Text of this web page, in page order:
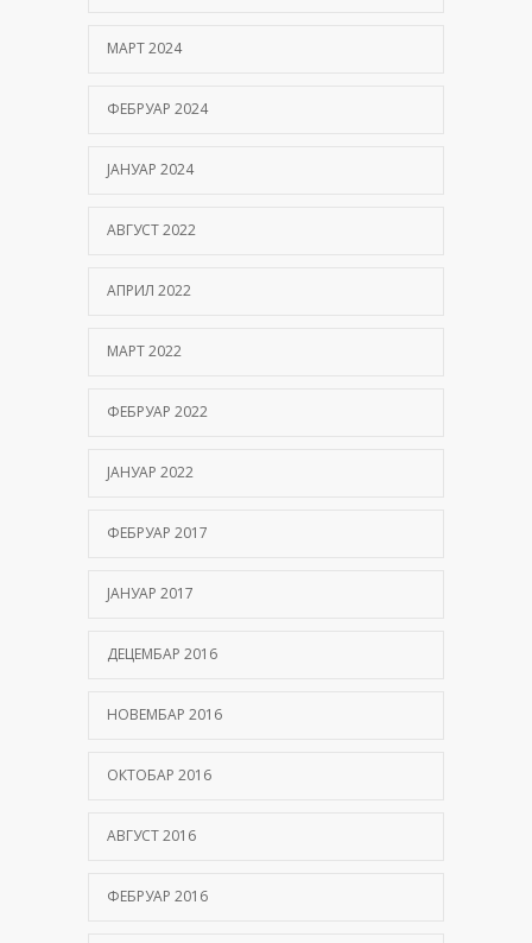
МАРТ 2024
ФЕБРУАР 2024
ЈАНУАР 2024
АВГУСТ 2022
АПРИЛ 2022
МАРТ 2022
ФЕБРУАР 2022
ЈАНУАР 2022
ФЕБРУАР 2017
ЈАНУАР 2017
ДЕЦЕМБАР 2016
НОВЕМБАР 2016
ОКТОБАР 2016
АВГУСТ 2016
ФЕБРУАР 2016